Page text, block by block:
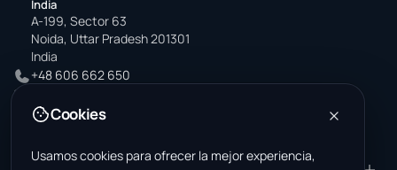
India
A-199, Sector 63
Noida, Uttar Pradesh 201301
India
+48 606 662 650
office@wastemarkt.com
Cookies
Usamos cookies para ofrecer la mejor experiencia,